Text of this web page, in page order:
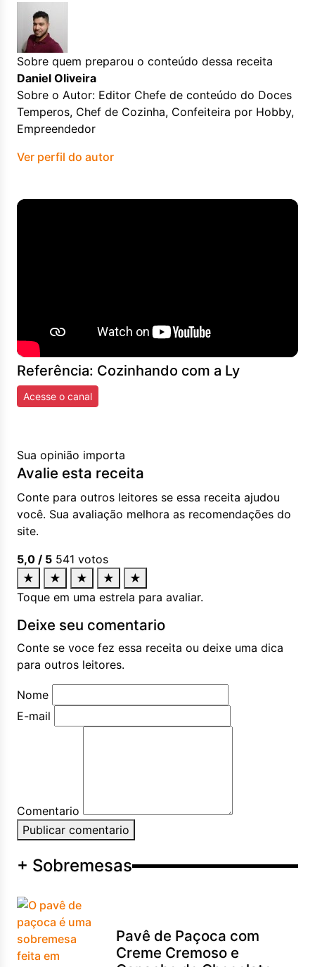
Sobre quem preparou o conteúdo dessa receita
Daniel Oliveira
Sobre o Autor: Editor Chefe de conteúdo do Doces
Temperos, Chef de Cozinha, Confeiteira por Hobby,
Empreendedor
Ver perfil do autor
Referência: Cozinhando com a Ly
Acesse o canal
Sua opinião importa
Avalie esta receita
Conte para outros leitores se essa receita ajudou
você. Sua avaliação melhora as recomendações do
site.
5,0 / 5 541 votos
★
★ ★ ★
★
Toque em uma estrela para avaliar.
Deixe seu comentario
Conte se voce fez essa receita ou deixe uma dica
para outros leitores.
Nome
E-mail
Comentario
Publicar comentario
+ Sobremesas
Pavê de Paçoca com
Creme Cremoso e